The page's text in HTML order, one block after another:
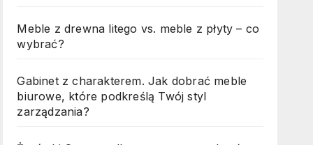
Meble z drewna litego vs. meble z płyty – co
wybrać?
Gabinet z charakterem. Jak dobrać meble
biurowe, które podkreślą Twój styl
zarządzania?